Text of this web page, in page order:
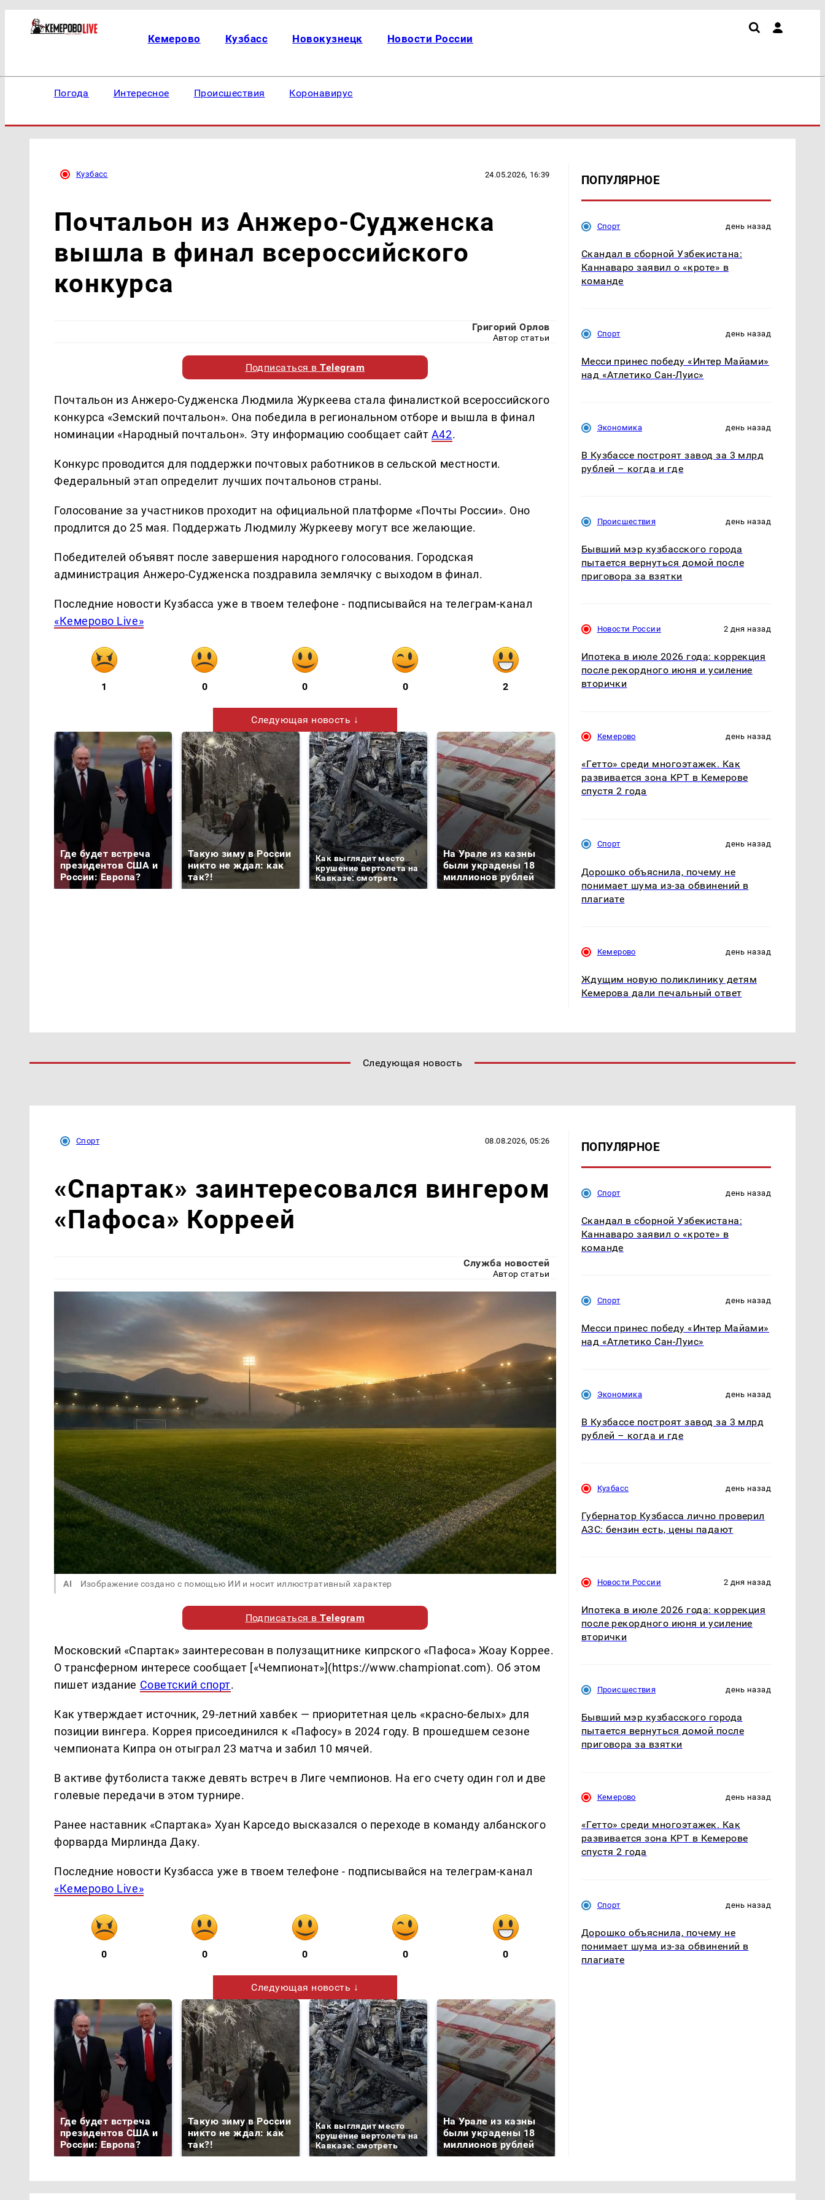
Кемерово Кузбасс Новокузнецк Новости России
Погода Интересное Происшествия Коронавирус
Кузбасс 24.05.2026, 16:39
Почтальон из Анжеро-Судженска
вышла в финал всероссийского
конкурса
Григорий Орлов
Автор статьи
Подписаться вTelegram
Почтальон из Анжеро-Судженска Людмила Журкеева стала финалисткой всероссийского
конкурса «Земский почтальон». Она победила в региональном отборе и вышла в финал
номинации «Народный почтальон». Эту информацию сообщает сайт А42.
Конкурс проводится для поддержки почтовых работников в сельской местности.
Федеральный этап определит лучших почтальонов страны.
Голосование за участников проходит на официальной платформе «Почты России». Оно
продлится до 25 мая. Поддержать Людмилу Журкееву могут все желающие.
Победителей объявят после завершения народного голосования. Городская
администрация Анжеро-Судженска поздравила землячку с выходом в финал.
Последние новости Кузбасса уже в твоем телефоне - подписывайся на телеграм-канал
«Кемерово Live»
1 0 0 0 2
Следующая новость ↓
Где будет встреча
президентов США и
России: Европа?
Такую зиму в России
никто не ждал: как
так?!
Как выглядит место
крушение вертолета на
Кавказе: смотреть
На Урале из казны
были украдены 18
миллионов рублей
магазина: список
криптомиллионера
ПОПУЛЯРНОЕ
Спорт день назад
Скандал в сборной Узбекистана:
Каннаваро заявил о «кроте» в
команде
Спорт день назад
Месси принес победу «Интер Майами»
над «Атлетико Сан-Луис»
Экономика день назад
В Кузбассе построят завод за 3 млрд
рублей – когда и где
Происшествия день назад
Бывший мэр кузбасского города
пытается вернуться домой после
приговора за взятки
Новости России 2 дня назад
Ипотека в июле 2026 года: коррекция
после рекордного июня и усиление
вторички
Кемерово день назад
«Гетто» среди многоэтажек. Как
развивается зона КРТ в Кемерове
спустя 2 года
Спорт день назад
Дорошко объяснила, почему не
понимает шума из-за обвинений в
плагиате
Кемерово день назад
Ждущим новую поликлинику детям
Кемерова дали печальный ответ
Следующая новость
Спорт 08.08.2026, 05:26
«Спартак» заинтересовался вингером
«Пафоса» Корреей
Служба новостей
Автор статьи
AI Изображение создано с помощью ИИ и носит иллюстративный характер
Подписаться вTelegram
Московский «Спартак» заинтересован в полузащитнике кипрского «Пафоса» Жоау Коррее.
О трансферном интересе сообщает [«Чемпионат»](https://www.championat.com). Об этом
пишет издание Советский спорт.
Как утверждает источник, 29-летний хавбек — приоритетная цель «красно-белых» для
позиции вингера. Коррея присоединился к «Пафосу» в 2024 году. В прошедшем сезоне
чемпионата Кипра он отыграл 23 матча и забил 10 мячей.
В активе футболиста также девять встреч в Лиге чемпионов. На его счету один гол и две
голевые передачи в этом турнире.
Ранее наставник «Спартака» Хуан Карседо высказался о переходе в команду албанского
форварда Мирлинда Даку.
Последние новости Кузбасса уже в твоем телефоне - подписывайся на телеграм-канал
«Кемерово Live»
0 0 0 0 0
Следующая новость ↓
Где будет встреча
президентов США и
России: Европа?
Такую зиму в России
никто не ждал: как
так?!
Как выглядит место
крушение вертолета на
Кавказе: смотреть
На Урале из казны
были украдены 18
миллионов рублей
ПОПУЛЯРНОЕ
Спорт день назад
Скандал в сборной Узбекистана:
Каннаваро заявил о «кроте» в
команде
Спорт день назад
Месси принес победу «Интер Майами»
над «Атлетико Сан-Луис»
Экономика день назад
В Кузбассе построят завод за 3 млрд
рублей – когда и где
Кузбасс день назад
Губернатор Кузбасса лично проверил
АЗС: бензин есть, цены падают
Новости России 2 дня назад
Ипотека в июле 2026 года: коррекция
после рекордного июня и усиление
вторички
Происшествия день назад
Бывший мэр кузбасского города
пытается вернуться домой после
приговора за взятки
Кемерово день назад
«Гетто» среди многоэтажек. Как
развивается зона КРТ в Кемерове
спустя 2 года
Спорт день назад
Дорошко объяснила, почему не
понимает шума из-за обвинений в
плагиате